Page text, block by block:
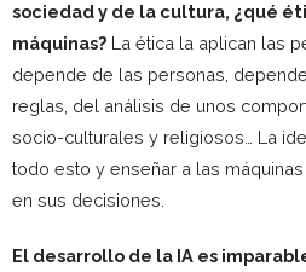
sociedad y de la cultura, ¿qué
máquinas? La ética la aplican las
depende de las personas,
reglas, del análisis de unos
socio-culturales y religiosos… La
todo esto y enseñar a las
en sus decisiones.
El desarrollo de la IA es